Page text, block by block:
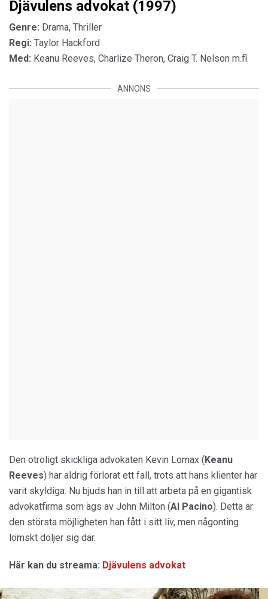
Djävulens advokat (1997)
Genre: Drama, Thriller
Regi: Taylor Hackford
Med: Keanu Reeves, Charlize Theron, Craig T. Nelson m.fl.
ANNONS
Den otroligt skickliga advokaten Kevin Lomax (Keanu
Reeves) har aldrig förlorat ett fall, trots att hans klienter har
varit skyldiga. Nu bjuds han in till att arbeta på en gigantisk
advokatfirma som ägs av John Milton (Al Pacino). Detta är
den största möjligheten han fått i sitt liv, men någonting
lömskt döljer sig där.
Här kan du streama: Djävulens advokat